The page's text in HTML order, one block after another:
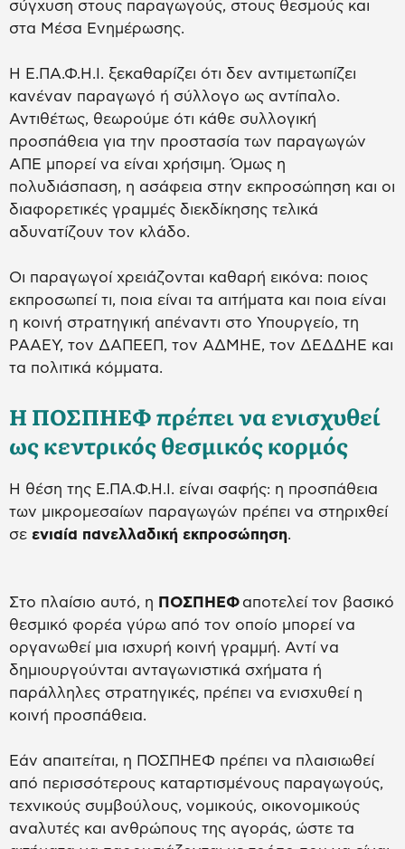
σύγχυση στους παραγωγούς, στους θεσμούς και
στα Μέσα Ενημέρωσης.
Η Ε.ΠΑ.Φ.Η.Ι. ξεκαθαρίζει ότι δεν αντιμετωπίζει
κανέναν παραγωγό ή σύλλογο ως αντίπαλο.
Αντιθέτως, θεωρούμε ότι κάθε συλλογική
προσπάθεια για την προστασία των παραγωγών
ΑΠΕ μπορεί να είναι χρήσιμη. Όμως η
πολυδιάσπαση, η ασάφεια στην εκπροσώπηση και οι
διαφορετικές γραμμές διεκδίκησης τελικά
αδυνατίζουν τον κλάδο.
Οι παραγωγοί χρειάζονται καθαρή εικόνα: ποιος
εκπροσωπεί τι, ποια είναι τα αιτήματα και ποια είναι
η κοινή στρατηγική απέναντι στο Υπουργείο, τη
ΡΑΑΕΥ, τον ΔΑΠΕΕΠ, τον ΑΔΜΗΕ, τον ΔΕΔΔΗΕ και
τα πολιτικά κόμματα.
Η ΠΟΣΠΗΕΦ πρέπει να ενισχυθεί
ως κεντρικός θεσμικός κορμός
Η θέση της Ε.ΠΑ.Φ.Η.Ι. είναι σαφής: η προσπάθεια
των μικρομεσαίων παραγωγών πρέπει να στηριχθεί
σε ενιαία πανελλαδική εκπροσώπηση.
Στο πλαίσιο αυτό, η ΠΟΣΠΗΕΦ αποτελεί τον βασικό
θεσμικό φορέα γύρω από τον οποίο μπορεί να
οργανωθεί μια ισχυρή κοινή γραμμή. Αντί να
δημιουργούνται ανταγωνιστικά σχήματα ή
παράλληλες στρατηγικές, πρέπει να ενισχυθεί η
κοινή προσπάθεια.
Εάν απαιτείται, η ΠΟΣΠΗΕΦ πρέπει να πλαισιωθεί
από περισσότερους καταρτισμένους παραγωγούς,
τεχνικούς συμβούλους, νομικούς, οικονομικούς
αναλυτές και ανθρώπους της αγοράς, ώστε τα